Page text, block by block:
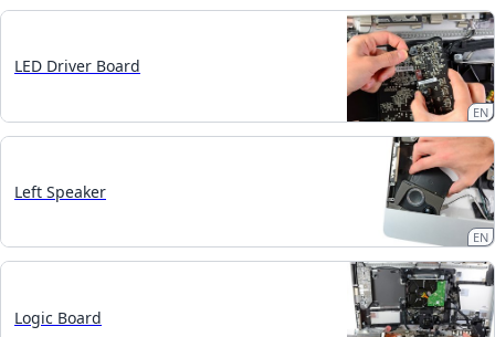
LED Driver Board
EN
Left Speaker
EN
Logic Board